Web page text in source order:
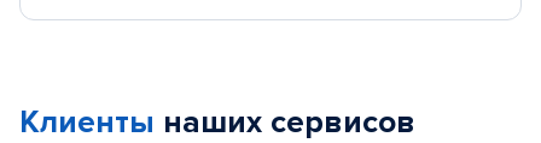
Клиенты наших сервисов